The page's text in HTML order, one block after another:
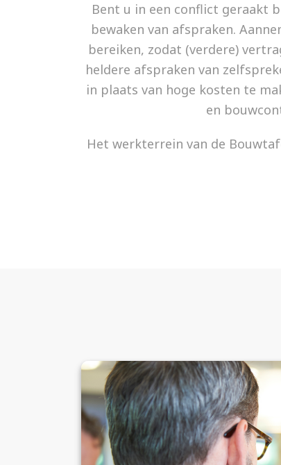
Bent u in een conflict geraakt
bewaken van afspraken.
bereiken, zodat (verdere)
heldere afspraken van
in plaats van hoge kosten te
en
Het werkterrein van de